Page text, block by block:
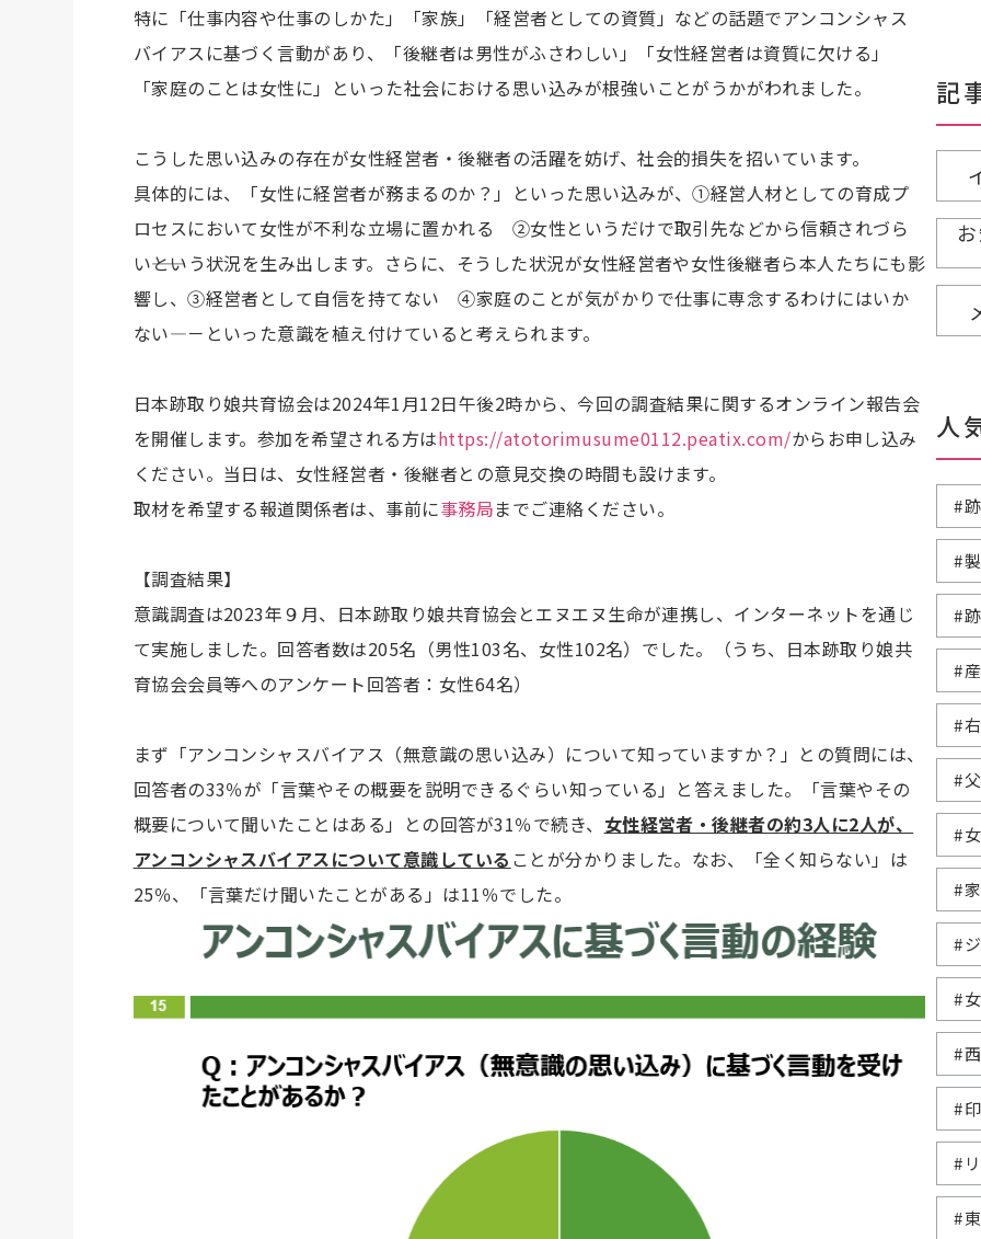
特に「仕事内容や仕事のしかた」「家族」「経営者としての資質」などの話題でアンコンシャス
バイアスに基づく言動があり、「後継者は男性がふさわしい」「女性経営者は資質に欠ける」
「家庭のことは女性に」といった社会における思い込みが根強いことがうかがわれました。
こうした思い込みの存在が女性経営者・後継者の活躍を妨げ、社会的損失を招いています。
具体的には、「女性に経営者が務まるのか？」といった思い込みが、①経営人材としての育成プ
ロセスにおいて女性が不利な立場に置かれる ②女性というだけで取引先などから信頼されづら
い――という状況を生み出します。さらに、そうした状況が女性経営者や女性後継者ら本人たちにも影
響し、③経営者として自信を持てない ④家庭のことが気がかりで仕事に専念するわけにはいか
ない―－といった意識を植え付けていると考えられます。
日本跡取り娘共育協会は2024年1月12日午後2時から、今回の調査結果に関するオンライン報告会
を開催します。参加を希望される方はhttps://atotorimusume0112.peatix.com/からお申し込み
ください。当日は、女性経営者・後継者との意見交換の時間も設けます。
取材を希望する報道関係者は、事前に事務局までご連絡ください。
【調査結果】
意識調査は2023年９月、日本跡取り娘共育協会とエヌエヌ生命が連携し、インターネットを通じ
て実施しました。回答者数は205名（男性103名、女性102名）でした。（うち、日本跡取り娘共
育協会会員等へのアンケート回答者：女性64名）
まず「アンコンシャスバイアス（無意識の思い込み）について知っていますか？」との質問には、
回答者の33％が「言葉やその概要を説明できるぐらい知っている」と答えました。「言葉やその
概要について聞いたことはある」との回答が31％で続き、 女性経営者・後継者の約3人に2人が、
アンコンシャスバイアスについて意識している ことが分かりました。なお、「全く知らない」は
25％、「言葉だけ聞いたことがある」は11％でした。
記
人
#
#
#
#
#
#
#
#
#
#
#
#
#
#